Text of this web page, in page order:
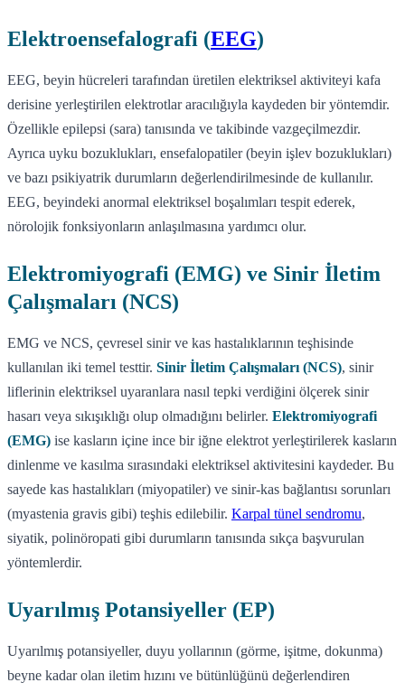
Elektroensefalografi (EEG)
EEG, beyin hücreleri tarafından üretilen elektriksel aktiviteyi kafa
derisine yerleştirilen elektrotlar aracılığıyla kaydeden bir yöntemdir.
Özellikle epilepsi (sara) tanısında ve takibinde vazgeçilmezdir.
Ayrıca uyku bozuklukları, ensefalopatiler (beyin işlev bozuklukları)
ve bazı psikiyatrik durumların değerlendirilmesinde de kullanılır.
EEG, beyindeki anormal elektriksel boşalımları tespit ederek,
nörolojik fonksiyonların anlaşılmasına yardımcı olur.
Elektromiyografi (EMG) ve Sinir İletim
Çalışmaları (NCS)
EMG ve NCS, çevresel sinir ve kas hastalıklarının teşhisinde
kullanılan iki temel testtir. Sinir İletim Çalışmaları (NCS), sinir
liflerinin elektriksel uyaranlara nasıl tepki verdiğini ölçerek sinir
hasarı veya sıkışıklığı olup olmadığını belirler. Elektromiyografi
(EMG) ise kasların içine ince bir iğne elektrot yerleştirilerek kasların
dinlenme ve kasılma sırasındaki elektriksel aktivitesini kaydeder. Bu
sayede kas hastalıkları (miyopatiler) ve sinir-kas bağlantısı sorunları
(myastenia gravis gibi) teşhis edilebilir. Karpal tünel sendromu,
siyatik, polinöropati gibi durumların tanısında sıkça başvurulan
yöntemlerdir.
Uyarılmış Potansiyeller (EP)
Uyarılmış potansiyeller, duyu yollarının (görme, işitme, dokunma)
beyne kadar olan iletim hızını ve bütünlüğünü değerlendiren